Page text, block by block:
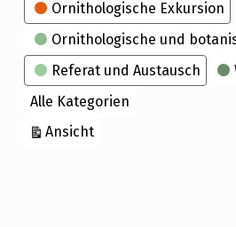
Ornithologische Exkursion
Ornithologische und
Referat und Austausch
Alle Kategorien
Ansichtausdrucken